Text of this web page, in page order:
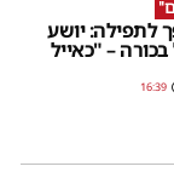
לתפילה: יושע
– "כאייל
16:39